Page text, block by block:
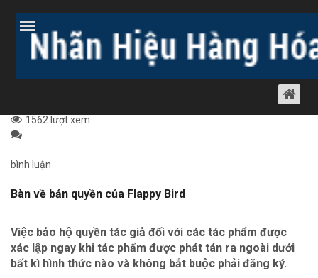
Nam
BÀN VỀ BẢN QUYỀN CỦA FLAPPY BIRD
1562 lượt xem
bình luận
Bàn về bản quyền của Flappy Bird
Việc bảo hộ quyền tác giả đối với các tác phẩm được
xác lập ngay khi tác phẩm được phát tán ra ngoài dưới
bất kì hình thức nào và không bắt buộc phải đăng ký.